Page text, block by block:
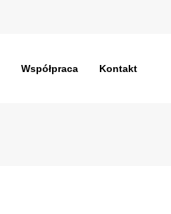
Współpraca Kontakt